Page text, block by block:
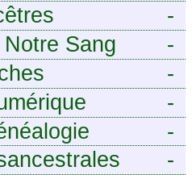
-
-
Sang
-
-
-
-